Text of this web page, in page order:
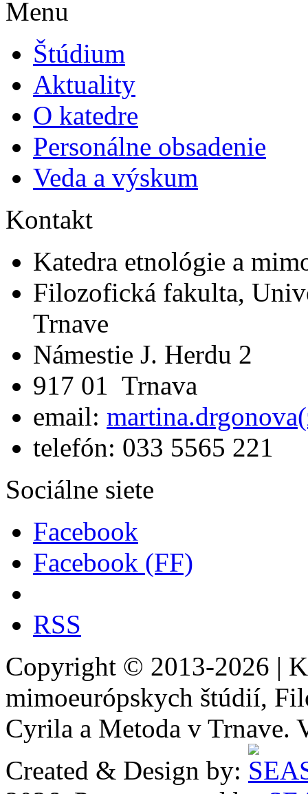
Menu
Štúdium
Aktuality
O katedre
Personálne obsadenie
Veda a výskum
Kontakt
Katedra etnológie a
Filozofická fakulta,
Trnave
Námestie J. Herdu 2
917 01 Trnava
email:
telefón: 033 5565 221
Sociálne siete
Facebook
Facebook (FF)
RSS
Copyright © 2013-2026 |
mimoeurópskych štúdií,
Cyrila a Metoda v Trnave.
Created & Design by: